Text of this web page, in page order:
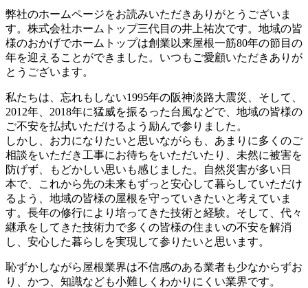
弊社のホームページをお読みいただきありがとうございま
す。株式会社ホームトップ三代目の井上祐次です。地域の皆
様のおかげでホームトップは創業以来屋根一筋80年の節目の
年を迎えることができました。いつもご愛顧いただきありが
とうございます。
私たちは、忘れもしない1995年の阪神淡路大震災、そして、
2012年、2018年に猛威を振るった台風などで、地域の皆様の
ご不安を払拭いただけるよう励んで参りました。
しかし、お力になりたいと思いながらも、あまりに多くのご
相談をいただき工事にお待ちをいただいたり、未然に被害を
防げず、もどかしい思いも感じました。自然災害が多い日
本で、これから先の未来もずっと安心して暮らしていただけ
るよう、地域の皆様の屋根を守っていきたいと考えていま
す。長年の修行により培ってきた技術と経験。そして、代々
継承をしてきた技術力で多くの皆様の住まいの不安を解消
し、安心した暮らしを実現して参りたいと思います。
恥ずかしながら屋根業界は不信感のある業者も少なからずお
り、かつ、知識なども小難しくわかりにくい業界です。